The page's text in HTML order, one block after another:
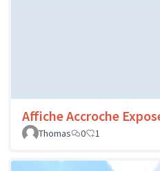
Affiche Accroche
Thomas
0 1